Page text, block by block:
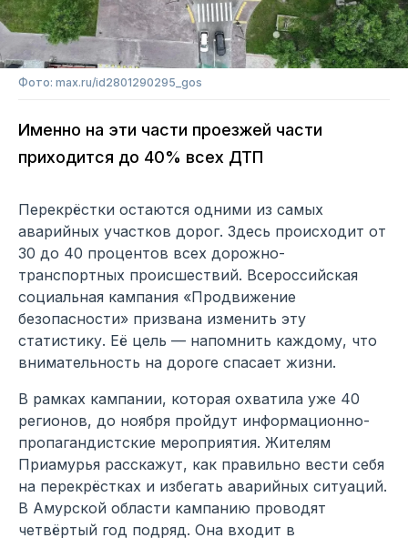
Фото: max.ru/id2801290295_gos
Именно на эти части проезжей части
приходится до 40% всех ДТП
Перекрёстки остаются одними из самых
аварийных участков дорог. Здесь происходит от
30 до 40 процентов всех дорожно-
транспортных происшествий. Всероссийская
социальная кампания «Продвижение
безопасности» призвана изменить эту
статистику. Её цель — напомнить каждому, что
внимательность на дороге спасает жизни.
В рамках кампании, которая охватила уже 40
регионов, до ноября пройдут информационно-
пропагандистские мероприятия. Жителям
Приамурья расскажут, как правильно вести себя
на перекрёстках и избегать аварийных ситуаций.
В Амурской области кампанию проводят
четвёртый год подряд. Она входит в